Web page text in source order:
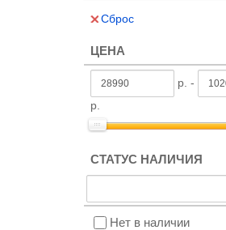
Сброс
ЦЕНА
р. -
р.
СТАТУС НАЛИЧИЯ
Нет в наличии